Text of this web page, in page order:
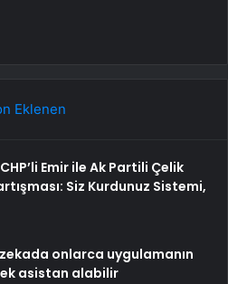
Eklenen
Emir ile Ak Partili Çelik
Siz Kurdunuz Sistemi,
onlarca uygulamanın
asistan alabilir